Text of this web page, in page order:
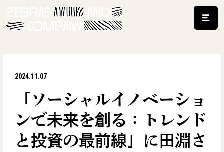
2024.11.07
「ソーシャルイノベーショ
ンで未来を創る：トレンド
と投資の最前線」に田淵さ